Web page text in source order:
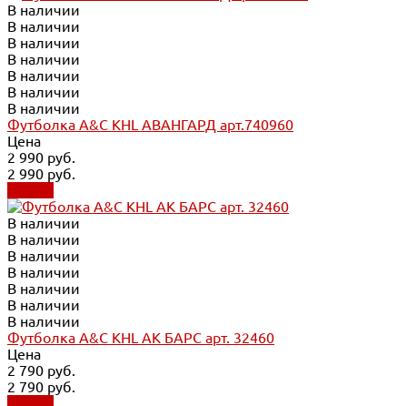
В наличии
В наличии
В наличии
В наличии
В наличии
В наличии
В наличии
Футболка A&C KHL АВАНГАРД арт.740960
Цена
2 990 руб.
2 990 руб.
В наличии
В наличии
В наличии
В наличии
В наличии
В наличии
В наличии
Футболка A&C KHL АК БАРС арт. 32460
Цена
2 790 руб.
2 790 руб.